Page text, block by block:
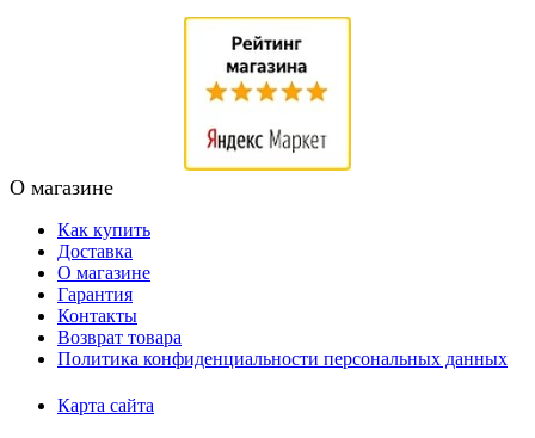
О магазине
Как купить
Доставка
О магазине
Гарантия
Контакты
Возврат товара
Политика конфиденциальности персональных данных
Карта сайта